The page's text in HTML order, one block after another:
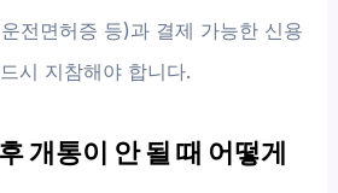
전면허증 등)과 결제 가능한 신용
시 지참해야 합니다.
개통이 안 될 때 어떻게